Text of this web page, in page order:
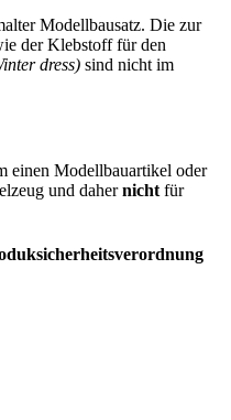
Modellbausatz. Die zur
der Klebstoff für den
dress) sind nicht im
einen Modellbauartikel oder
und dahernicht für